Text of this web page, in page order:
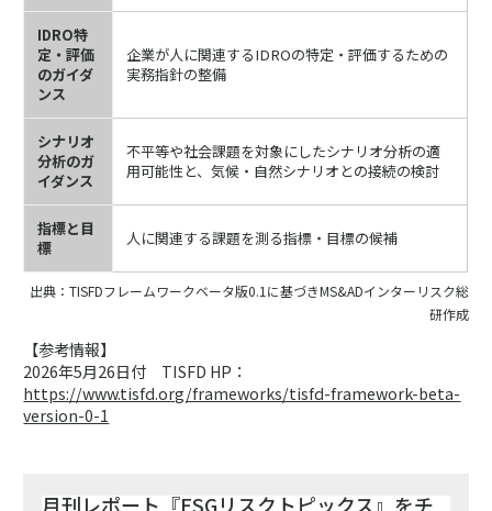
IDRO特
定・評価
のガイダ
ンス
企業が人に関連するIDROの特定・評価するための
実務指針の整備
シナリオ
分析のガ
イダンス
不平等や社会課題を対象にしたシナリオ分析の適
用可能性と、気候・自然シナリオとの接続の検討
指標と目
標
人に関連する課題を測る指標・目標の候補
出典：TISFDフレームワークベータ版0.1に基づきMS&ADインターリスク総
研作成
【参考情報】
2026年5月26日付 TISFD HP：
https://www.tisfd.org/frameworks/tisfd-framework-beta-
version-0-1
月刊レポート『ESGリスクトピックス』をチ